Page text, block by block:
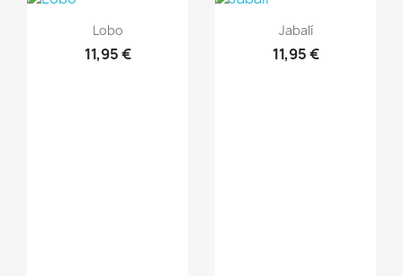
Vista rápida
Lobo
11,95 €
Vista rápida
Jabalí
11,95 €